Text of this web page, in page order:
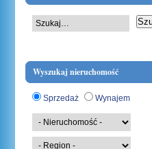
Wyszukaj nieruchomość
Sprzedaż Wynajem